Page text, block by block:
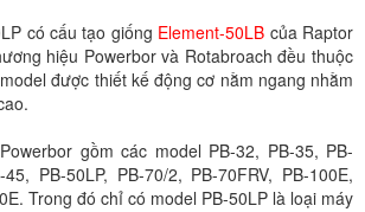
có cấu tạo giống Element-50LB của Raptor
hiệu Powerbor và Rotabroach đều thuộc
được thiết kế động cơ nằm ngang nhằm
gồm các model PB-32, PB-35, PB-
45, PB-50LP, PB-70/2, PB-70FRV, PB-100E,
Trong đó chỉ có model PB-50LP là loại máy